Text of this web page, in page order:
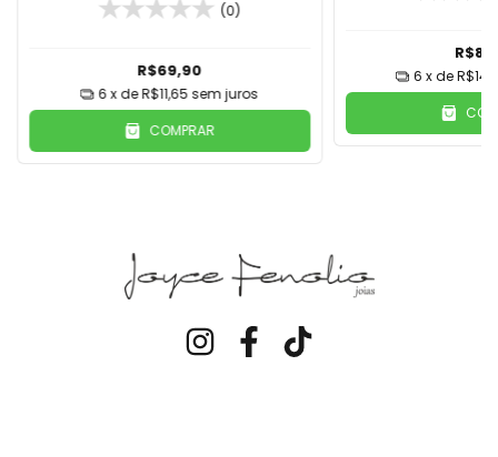
(0)
R$69,90
6 x deR$11,65 sem juros
COMPRAR
6 x de